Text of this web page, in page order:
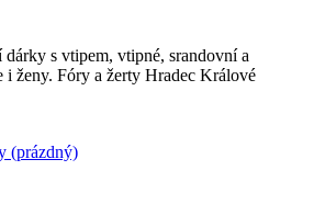
s vtipem, vtipné, srandovní a
i ženy. Fóry a žerty Hradec Králové
(prázdný)